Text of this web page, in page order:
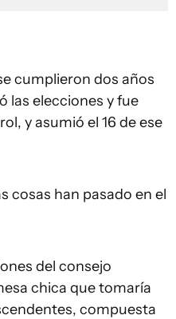
cumplieron dos años
las elecciones y fue
y asumió el 16 de ese
cosas han pasado en el
del consejo
chica que tomaría
compuesta